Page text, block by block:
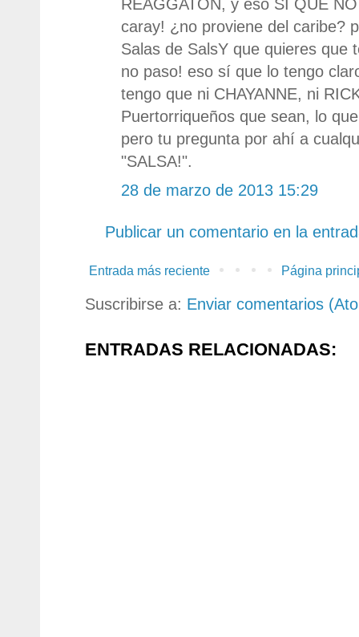
REAGGATON, y eso SI QUE
caray! ¿no proviene del caribe?
Salas de SalsY que quieres que
no paso! eso sí que lo tengo
tengo que ni CHAYANNE, ni
Puertorriqueños que sean, lo
pero tu pregunta por ahí a
"SALSA!".
28 de marzo de 2013 15:29
Publicar un comentario en la
Entrada más reciente Página
Suscribirse a: Enviar comentarios
ENTRADAS RELACIONADAS: